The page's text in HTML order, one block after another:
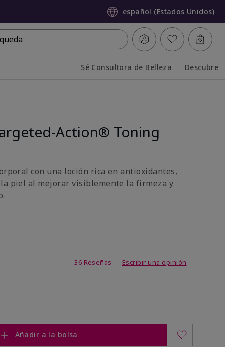
español (Estados Unidos)
Sé Consultora de Belleza Descubre
Action® Toning
con una loción rica en antioxidantes,
piel al mejorar visiblemente la firmeza y
4,5 de 5
36 Reseñas Escribir una opinión
Añadir a la bolsa